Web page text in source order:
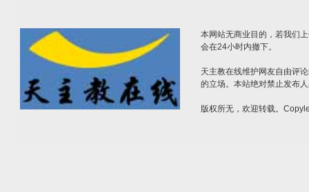
本网站无商业目的，若我们
会在24小时内撤下。
天主教在线维护网友自由评
的立场。本站绝对禁止发布
版权所无，欢迎转载。